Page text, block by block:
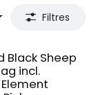
Filtres
Black Sheep
incl.
Element